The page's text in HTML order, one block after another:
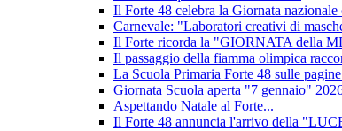
Il Forte 48 celebra la Giornata
Carnevale: "Laboratori creativi di
Il Forte ricorda la "GIORNATA della
Il passaggio della fiamma olimpica
La Scuola Primaria Forte 48 sulle
Giornata Scuola aperta "7 gennaio"
Aspettando Natale al Forte...
Il Forte 48 annuncia l'arrivo della